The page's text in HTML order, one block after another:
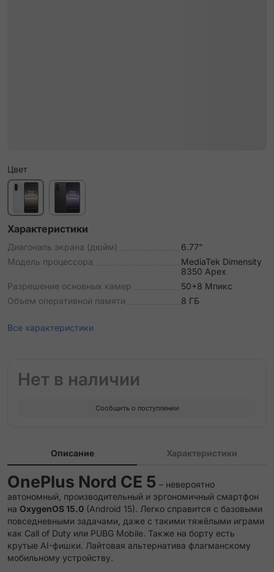
Цвет
Характеристики
Диагональ экрана (дюйм)
6.77"
Модель процессора
MediaTek Dimensity
8350 Apex
Разрешение основных камер
50+8 Мпикс
Объем оперативной памяти
8 ГБ
Все характеристики
Нет в наличии
Сообщить о поступлении
Описание Характеристики
OnePlus Nord CE 5 – невероятно
автономный, производительный и эргономичный смартфон
на OxygenOS 15.0 (Android 15). Легко справится с базовыми
повседневными задачами, даже с такими тяжёлыми играми
как Call of Duty или PUBG Mobile. Также на борту есть
крутые AI-фишки. Лайтовая альтернатива флагманскому
мобильному устройству.